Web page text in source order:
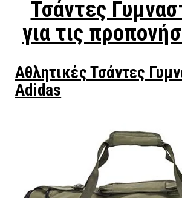
Τσάντες
για τις
Αθλητικές Τσάντες
Adidas